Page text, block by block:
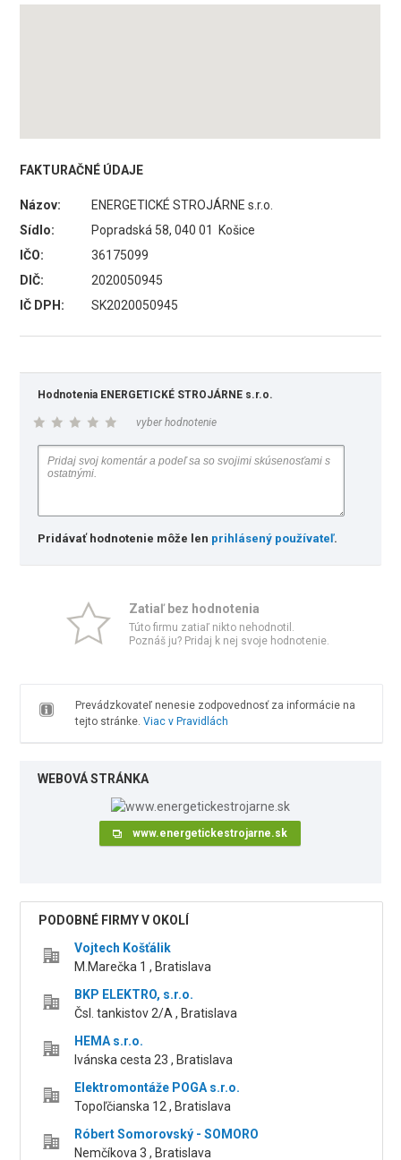
FAKTURAČNÉ ÚDAJE
Názov:
ENERGETICKÉ STROJÁRNE s.r.o.
Sídlo:
Popradská 58, 040 01 Košice
IČO:
36175099
DIČ:
2020050945
IČ DPH:
SK2020050945
Hodnotenia ENERGETICKÉ STROJÁRNE s.r.o.
vyber hodnotenie
Pridávať hodnotenie môže len prihlásený používateľ.
Zatiaľ bez hodnotenia
Túto firmu zatiaľ nikto nehodnotil.
Poznáš ju? Pridaj k nej svoje hodnotenie.
Prevádzkovateľ nenesie zodpovednosť za informácie na
tejto stránke. Viac v Pravidlách
WEBOVÁ STRÁNKA
www.energetickestrojarne.sk
PODOBNÉ FIRMY V OKOLÍ
Vojtech Košťálik
M.Marečka 1 , Bratislava
BKP ELEKTRO, s.r.o.
Čsl. tankistov 2/A , Bratislava
HEMA s.r.o.
Ivánska cesta 23 , Bratislava
Elektromontáže POGA s.r.o.
Topoľčianska 12 , Bratislava
Róbert Somorovský - SOMORO
Nemčíkova 3 , Bratislava